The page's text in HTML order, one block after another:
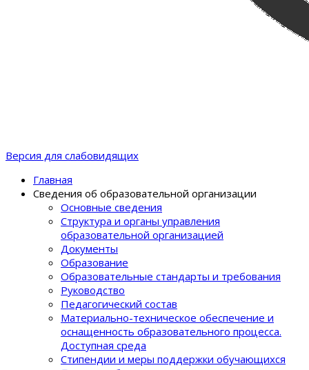
Версия для слабовидящих
Главная
Сведения об образовательной организации
Основные сведения
Структура и органы управления
образовательной организацией
Документы
Образование
Образовательные стандарты и требования
Руководство
Педагогический состав
Материально-техническое обеспечение и
оснащенность образовательного процеcса.
Доступная среда
Стипендии и меры поддержки обучающихся